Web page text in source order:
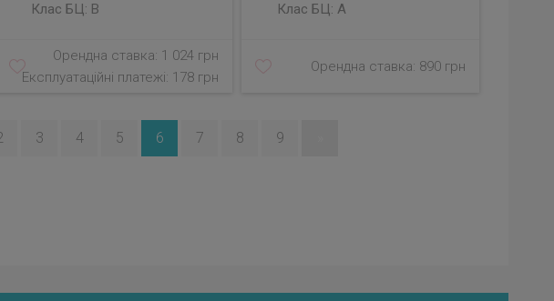
Клас БЦ: B
Орендна ставка: 1 024 грн
Експлуатаційні платежі: 178 грн
Клас БЦ:A
Орендна ставка: 890 грн
3 4 5 6 7 8 9